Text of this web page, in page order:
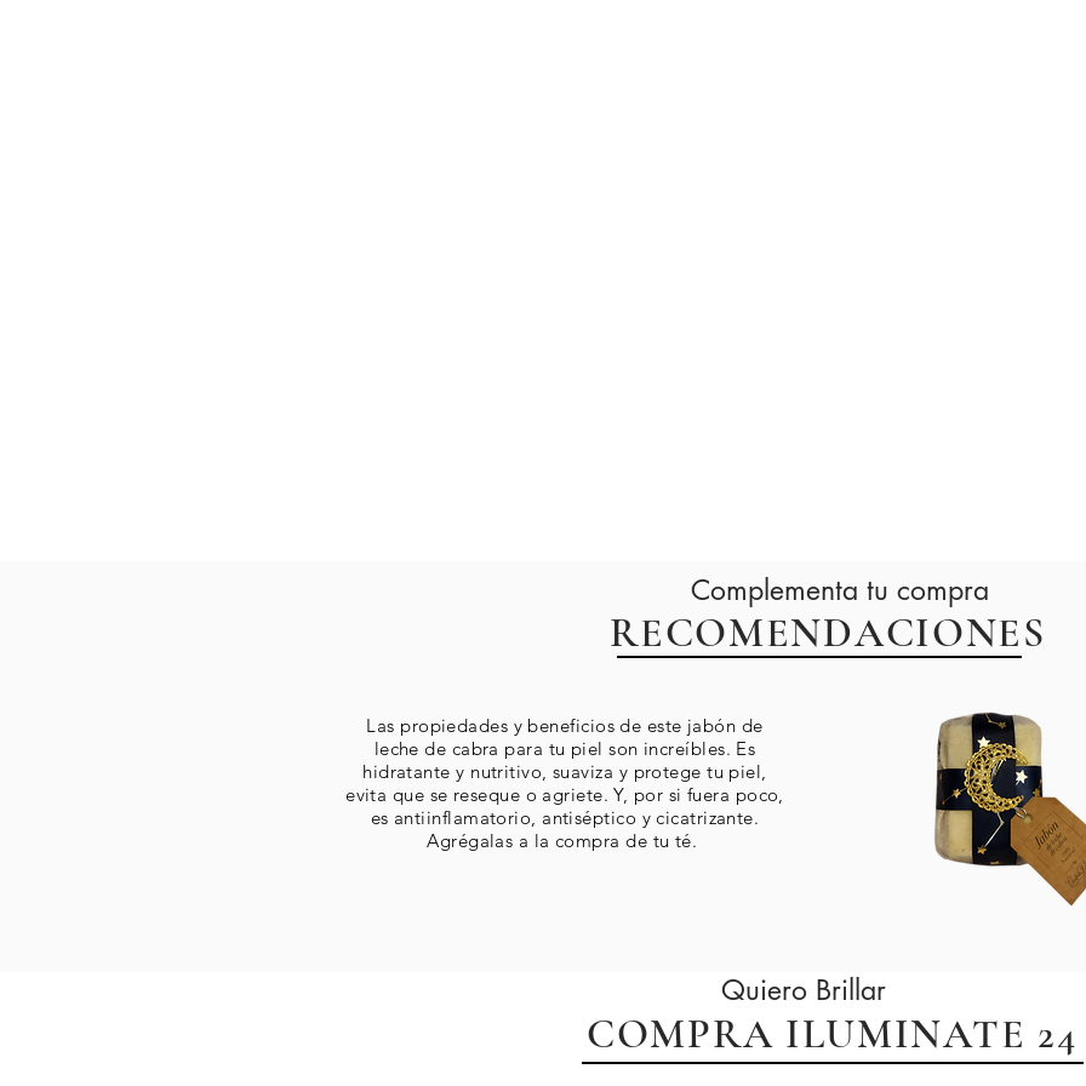
Complementa tu compra
RECOMENDACIONES
Las propiedades y beneficios de este jabón de
leche de cabra para tu piel son increíbles. Es
hidratante y nutritivo, suaviza y protege tu piel,
evita que se reseque o agriete. Y, por si fuera poco,
es antiinflamatorio, antiséptico y cicatrizante.
Agrégalas a la compra de tu té.
Quiero Brillar
COMPRA ILUMINATE